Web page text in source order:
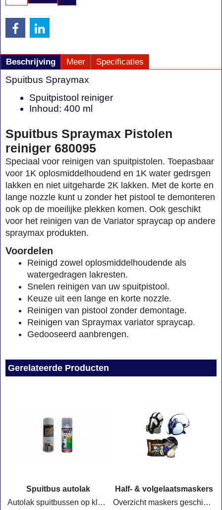
Beschrijving Meer Specificaties
Spuitbus Spraymax
Spuitpistool reiniger
Inhoud: 400 ml
Spuitbus Spraymax Pistolen
reiniger 680095
Speciaal voor reinigen van spuitpistolen. Toepasbaar
voor 1K oplosmiddelhoudend en 1K water gedrsgen
lakken en niet uitgeharde 2K lakken. Met de korte en
lange nozzle kunt u zonder het pistool te demonteren
ook op de moeilijke plekken komen. Ook geschikt
voor het reinigen van de Variator spraycap op andere
spraymax produkten.
Voordelen
Reinigd zowel oplosmiddelhoudende als
watergedragen lakresten.
Snelen reinigen van uw spuitpistool.
Keuze uit een lange en korte nozzle.
Reinigen van pistool zonder demontage.
Reinigen van Spraymax variator spraycap.
Gedooseerd aanbrengen.
Gerelateerde Producten
Spuitbus autolak
Autolak spuitbussen op kleur voor het herstellen van lakschade aan auto's, motoren en scooters. Ideaal voor spotrepair en kleine lakreparaties.
Half- & volgelaatsmaskers
Overzicht maskers geschikt voor spuitwerkzaamheden @ Valo.nl